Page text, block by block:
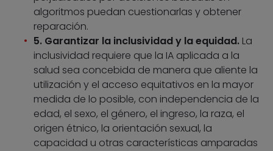
algoritmos puedan cuestionarlas y obtener
reparación.
5. Garantizar la inclusividad y la equidad. La
inclusividad requiere que la IA aplicada a la
salud sea concebida de manera que aliente la
utilización y el acceso equitativos en la mayor
medida de lo posible, con independencia de la
edad, el sexo, el género, el ingreso, la raza, el
origen étnico, la orientación sexual, la
capacidad u otras características amparadas